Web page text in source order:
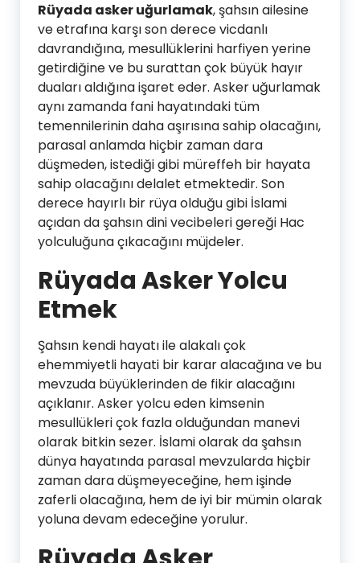
Rüyada asker uğurlamak, şahsın ailesine
ve etrafına karşı son derece vicdanlı
davrandığına, mesullüklerini harfiyen yerine
getirdiğine ve bu surattan çok büyük hayır
duaları aldığına işaret eder. Asker uğurlamak
aynı zamanda fani hayatındaki tüm
temennilerinin daha aşırısına sahip olacağını,
parasal anlamda hiçbir zaman dara
düşmeden, istediği gibi müreffeh bir hayata
sahip olacağını delalet etmektedir. Son
derece hayırlı bir rüya olduğu gibi İslami
açıdan da şahsın dini vecibeleri gereği Hac
yolculuğuna çıkacağını müjdeler.
Rüyada Asker Yolcu
Etmek
Şahsın kendi hayatı ile alakalı çok
ehemmiyetli hayati bir karar alacağına ve bu
mevzuda büyüklerinden de fikir alacağını
açıklanır. Asker yolcu eden kimsenin
mesullükleri çok fazla olduğundan manevi
olarak bitkin sezer. İslami olarak da şahsın
dünya hayatında parasal mevzularda hiçbir
zaman dara düşmeyeceğine, hem işinde
zaferli olacağına, hem de iyi bir mümin olarak
yoluna devam edeceğine yorulur.